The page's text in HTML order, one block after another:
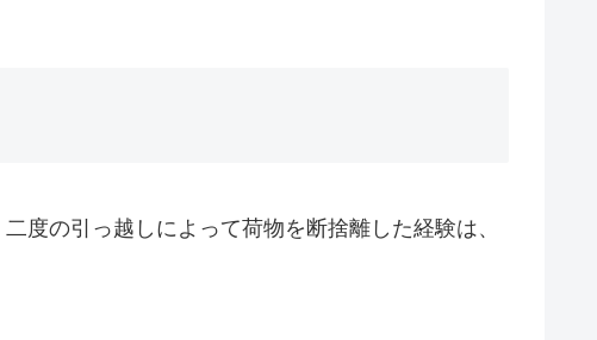
度の引っ越しによって荷物を断捨離した経験は、